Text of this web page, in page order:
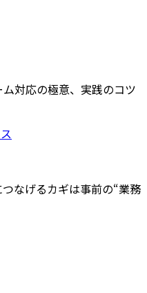
ム対応の極意、実践のコツ
つなげるカギは事前の“業務